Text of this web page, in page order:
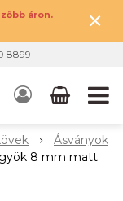
áron.
×
8899
Ásványok
8 mm matt